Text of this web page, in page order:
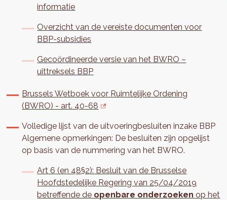
informatie
Overzicht van de vereiste documenten voor
BBP-subsidies
Gecoördineerde versie van het BWRO –
uittreksels BBP
Brussels Wetboek voor Ruimtelijke Ordening
(BWRO) - art. 40-68
Volledige lijst van de uitvoeringbesluiten inzake BBP
Algemene opmerkingen: De besluiten zijn opgelijst
op basis van de nummering van het BWRO.
Art 6 (en 48§2): Besluit van de Brusselse
Hoofdstedelijke Regering van 25/04/2019
betreffende de openbare onderzoeken op het